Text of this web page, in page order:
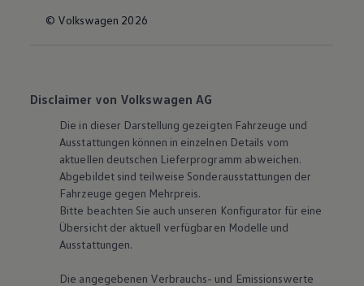
© Volkswagen 2026
Disclaimer von Volkswagen AG
Die in dieser Darstellung gezeigten Fahrzeuge und
Ausstattungen können in einzelnen Details vom
aktuellen deutschen Lieferprogramm abweichen.
Abgebildet sind teilweise Sonderausstattungen der
Fahrzeuge gegen Mehrpreis.
Bitte beachten Sie auch unseren Konfigurator für eine
Übersicht der aktuell verfügbaren Modelle und
Ausstattungen.
Die angegebenen Verbrauchs- und Emissionswerte